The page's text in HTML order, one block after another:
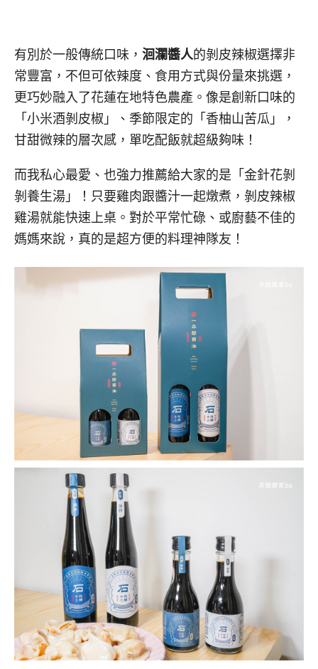
有別於一般傳統口味， 洄瀾醬人的剝皮辣椒選擇非
常豐富，不但可依辣度、食用方式與份量來挑選，
更巧妙融入了花蓮在地特色農產。像是創新口味的
「小米酒剝皮椒」、季節限定的「香柚山苦瓜」，
甘甜微辣的層次感，單吃配飯就超級夠味！
而我私心最愛、也強力推薦給大家的是「金針花剝
剝養生湯」！只要雞肉跟醬汁一起燉煮，剝皮辣椒
雞湯就能快速上桌。對於平常忙碌、或廚藝不佳的
媽媽來說，真的是超方便的料理神隊友！